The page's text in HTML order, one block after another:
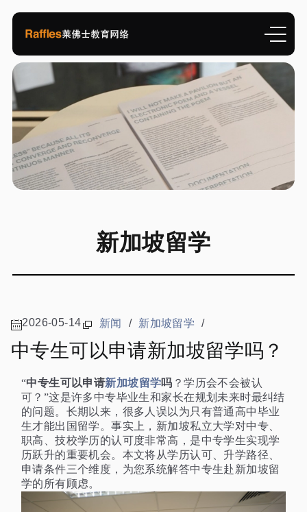
新加坡留学
2026-05-14 新闻 / 新加坡留学 /
中专生可以申请新加坡留学吗？
“中专生可以申请新加坡留学吗 ？学历会不会被认
可？”这是许多中专毕业生和家长在规划未来时最纠结
的问题。长期以来，很多人误以为只有普通高中毕业
生才能出国留学。事实上，新加坡私立大学对中专、
职高、技校学历的认可度非常高，是中专学生实现学
历跃升的重要机会。本文将从学历认可、升学路径、
申请条件三个维度，为您系统解答中专生赴新加坡留
学的所有顾虑。